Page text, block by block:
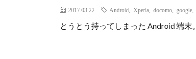
2017.03.22 Android Xperia docomo google
とうとう持ってしまった Android 端末。